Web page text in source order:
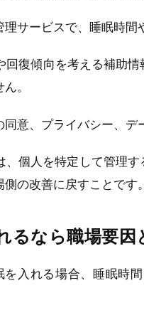
理サービスで、睡眠時
回復傾向を考える補助
。
意、プライバシー、
、個人を特定して管理
の改善に戻すことです
るなら職場要因
入れる場合、睡眠時